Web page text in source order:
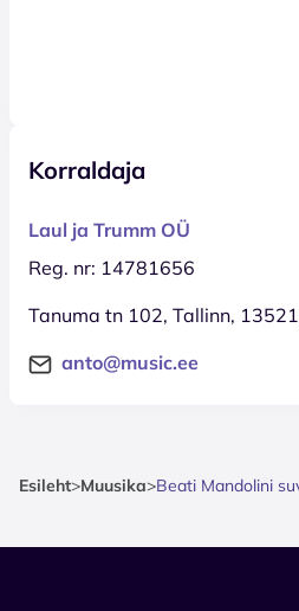
Korraldaja
Laul ja Trumm OÜ
Reg. nr: 14781656
Tanuma tn 102, Tallinn,
anto@music.ee
Esileht>Muusika>Beati Mandolini